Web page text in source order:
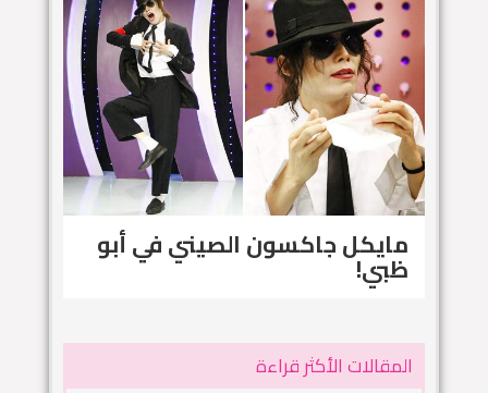
مايكل جاكسون الصيني في أبو
ظبي!
المقالات الأكثر قراءة